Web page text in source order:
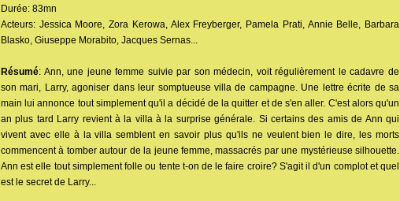
Durée: 83mn
Acteurs: Jessica Moore, Zora Kerowa, Alex Freyberger, Pamela Prati, Annie Belle, Barbara
Blasko, Giuseppe Morabito, Jacques Sernas...
Résumé: Ann, une jeune femme suivie par son médecin, voit régulièrement le cadavre de
son mari, Larry, agoniser dans leur somptueuse villa de campagne. Une lettre écrite de sa
main lui annonce tout simplement qu'il a décidé de la quitter et de s'en aller. C'est alors qu'un
an plus tard Larry revient à la villa à la surprise générale. Si certains des amis de Ann qui
vivent avec elle à la villa semblent en savoir plus qu'ils ne veulent bien le dire, les morts
commencent à tomber autour de la jeune femme, massacrés par une mystérieuse silhouette.
Ann est elle tout simplement folle ou tente t-on de le faire croire? S'agit il d'un complot et quel
est le secret de Larry...